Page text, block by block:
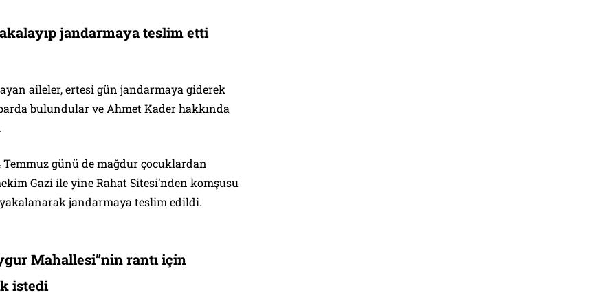
jandarmaya teslim etti
aileler, ertesi gün jandarmaya giderek
bulundular ve Ahmet Kader hakkında
Temmuz günü de mağdur çocuklardan
Gazi ile yine Rahat Sitesi’nden komşusu
jandarmaya teslim edildi.
Mahallesi”nin rantı için
istedi